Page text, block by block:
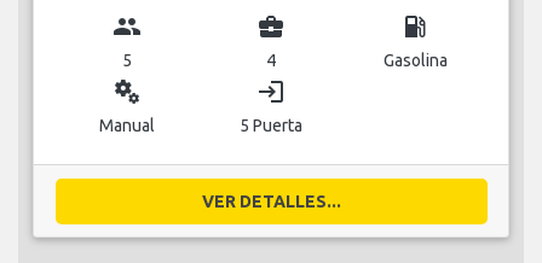
group
5
business_center
4
local_gas_station
Gasolina
miscellaneous_services
Manual
login
5 Puerta
VER DETALLES...